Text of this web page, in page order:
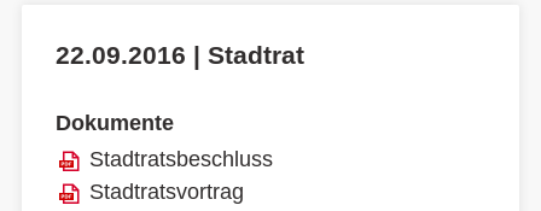
22.09.2016 | Stadtrat
Dokumente
Stadtratsbeschluss
Stadtratsvortrag